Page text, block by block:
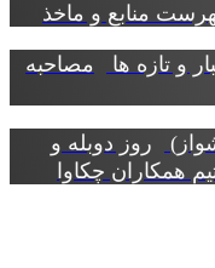
منابع و ماخذ
تازه ها
مصاحبه
روز دوبله و
چکاوا